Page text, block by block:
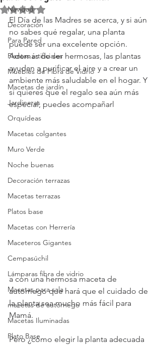
Navidad
Decoración
Para Pared
Plantas artificiales
Muebles de Fibra de Vidrio
Macetas de jardín
Jardineras
Orquídeas
Macetas colgantes
Muro Verde
Noche buenas
Decoración terrazas
Macetas terrazas
Platos base
Macetas con Herrería
Maceteros Gigantes
Cempasúchil
Lámparas fibra de vidrio
Macetas para sala
macetas de autorriego
Macetas Iluminadas
Plato Base
Obtuvo NaN de 5 estrellas.
El Día de las Madres se acerca, y si aún
no sabes qué regalar, una planta
puede ser una excelente opción.
Además de ser hermosas, las plantas
ayudan a purificar el aire y a crear un
ambiente más saludable en el hogar. Y
si quieres que el regalo sea aún más
especial, puedes acompañarl
a con una hermosa maceta de
autorriego que hará que el cuidado de
la planta sea mucho más fácil para
Mamá.
Pero ¿cómo elegir la planta adecuada